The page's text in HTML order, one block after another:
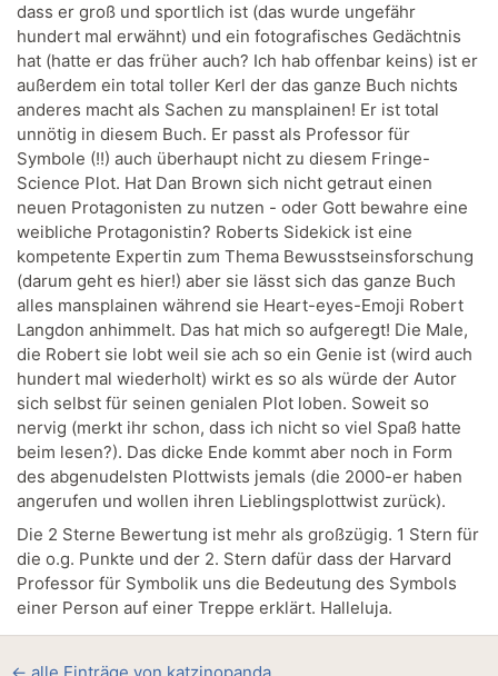
dass er groß und sportlich ist (das wurde ungefähr
hundert mal erwähnt) und ein fotografisches Gedächtnis
hat (hatte er das früher auch? Ich hab offenbar keins) ist er
außerdem ein total toller Kerl der das ganze Buch nichts
anderes macht als Sachen zu mansplainen! Er ist total
unnötig in diesem Buch. Er passt als Professor für
Symbole (!!) auch überhaupt nicht zu diesem Fringe-
Science Plot. Hat Dan Brown sich nicht getraut einen
neuen Protagonisten zu nutzen - oder Gott bewahre eine
weibliche Protagonistin? Roberts Sidekick ist eine
kompetente Expertin zum Thema Bewusstseinsforschung
(darum geht es hier!) aber sie lässt sich das ganze Buch
alles mansplainen während sie Heart-eyes-Emoji Robert
Langdon anhimmelt. Das hat mich so aufgeregt! Die Male,
die Robert sie lobt weil sie ach so ein Genie ist (wird auch
hundert mal wiederholt) wirkt es so als würde der Autor
sich selbst für seinen genialen Plot loben. Soweit so
nervig (merkt ihr schon, dass ich nicht so viel Spaß hatte
beim lesen?). Das dicke Ende kommt aber noch in Form
des abgenudelsten Plottwists jemals (die 2000-er haben
angerufen und wollen ihren Lieblingsplottwist zurück).
Die 2 Sterne Bewertung ist mehr als großzügig. 1 Stern für
die o.g. Punkte und der 2. Stern dafür dass der Harvard
Professor für Symbolik uns die Bedeutung des Symbols
einer Person auf einer Treppe erklärt. Halleluja.